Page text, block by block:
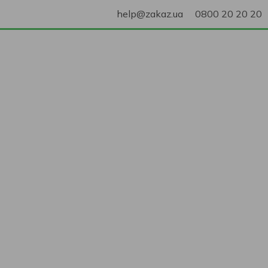
help@zakaz.ua 0800 20 20 20